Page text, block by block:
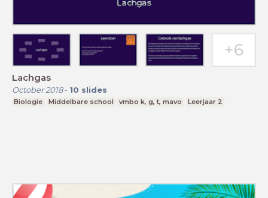
Lachgas
October 2018- 10 slides
Biologie Middelbare school vmbo k, g, t, mavo Leerjaar 2